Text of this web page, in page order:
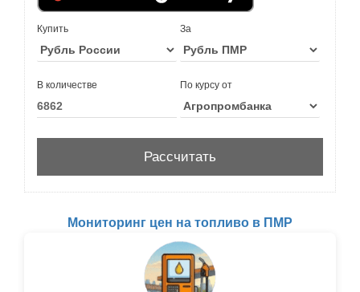
Купить За
В количестве По курсу от
Мониторинг цен на топливо в ПМР